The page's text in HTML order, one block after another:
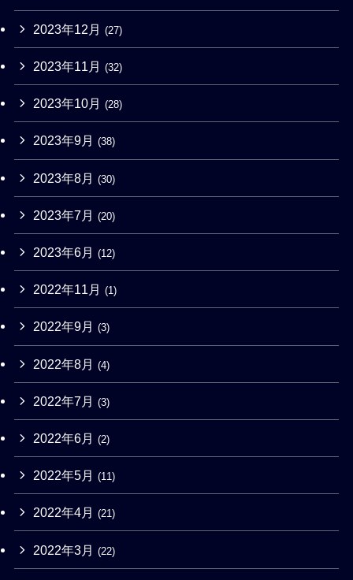
2023年12月 (27)
2023年11月 (32)
2023年10月 (28)
2023年9月 (38)
2023年8月 (30)
2023年7月 (20)
2023年6月 (12)
2022年11月 (1)
2022年9月 (3)
2022年8月 (4)
2022年7月 (3)
2022年6月 (2)
2022年5月 (11)
2022年4月 (21)
2022年3月 (22)